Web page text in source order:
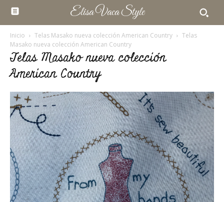
Elisa Vaca Style
Inicio Telas Masako nueva colección American Country
Telas
Masako nueva colección American Country
Telas Masako nueva colección
American Country